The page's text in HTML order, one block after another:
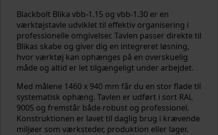
Blackbolt Blika vbb-1.15 og vbb-1.30 er en
værktøjstavle udviklet til effektiv organisering i
professionelle omgivelser. Tavlen passer direkte til
Blikas skabe og giver dig en integreret løsning,
hvor værktøj kan ophænges på en overskuelig
måde og altid er let tilgængeligt under arbejdet.
Med målene 1460 x 940 mm får du en stor flade til
systematisk ophæng. Tavlen er udført i sort RAL
9005 og fremstår både robust og professionel.
Konstruktionen er lavet til daglig brug i krævende
miljøer som værksteder, produktion eller lager.